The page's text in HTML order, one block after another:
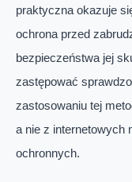
praktyczna okazuje
ochrona przed
bezpieczeństwa jej
zastępować
zastosowaniu tej
a nie z internetowych
ochronnych.